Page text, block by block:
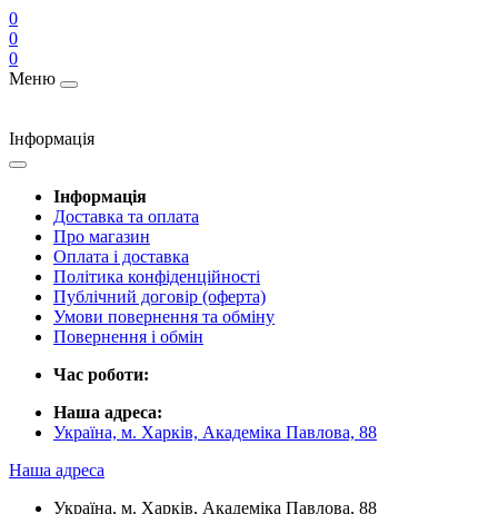
0
0
0
Меню
Інформація
Інформація
Доставка та оплата
Про магазин
Оплата і доставка
Політика конфіденційності
Публічний договір (оферта)
Умови повернення та обміну
Повернення і обмін
Час роботи:
Наша адреса:
Україна, м. Харків, Академіка Павлова, 88
Наша адреса
Україна, м. Харків, Академіка Павлова, 88